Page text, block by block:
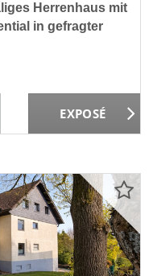
Herrenhaus mit
in gefragter